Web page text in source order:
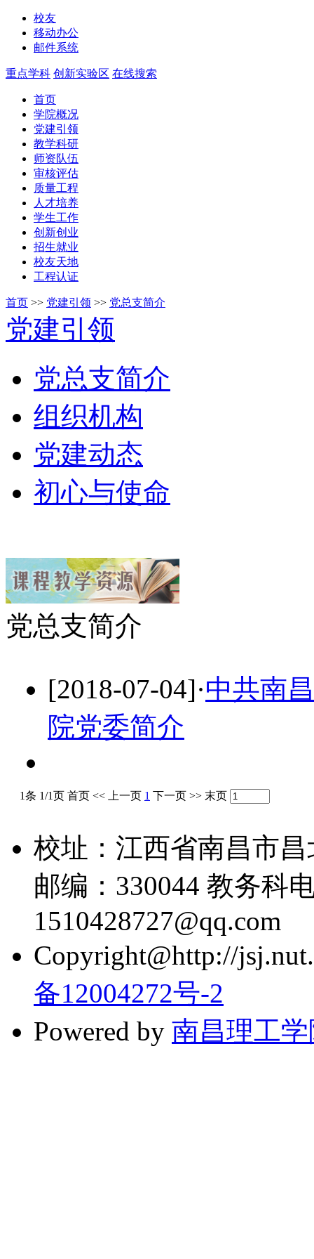
校友
移动办公
邮件系统
重点学科 创新实验区 在线搜索
首页
学院概况
党建引领
教学科研
师资队伍
审核评估
质量工程
人才培养
学生工作
创新创业
招生就业
校友天地
工程认证
首页 >> 党建引领 >> 党总支简介
党建引领
党总支简介
组织机构
党建动态
初心与使命
党总支简介
[2018-07-04]·中共南
院党委简介
1条 1/1页 首页 << 上一页 1 下一页 >> 末页
校址：江西省南昌市
邮编：330044 教务科
1510428727@qq.com
Copyright@http://
备12004272号-2
Powered by 南昌理工